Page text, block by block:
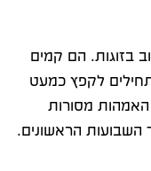
בזוגות. הם קמים
לקפץ כמעט
מסורות
השבועות הראשונים.